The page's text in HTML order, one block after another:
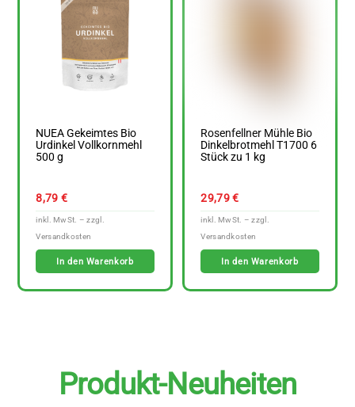
NUEA Gekeimtes Bio
Urdinkel Vollkornmehl
500 g
8,79 €
In den Warenkorb
Rosenfellner Mühle Bio
Dinkelbrotmehl T1700 6
Stück zu 1 kg
29,79€
In den Warenkorb
Produkt-Neuheiten